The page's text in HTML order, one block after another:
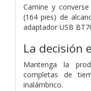
Camine y
(164 pies) de
adaptador USB
La decisión
Mantenga la
completas de
inalámbrico.